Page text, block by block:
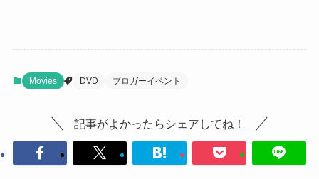
Movies DVD ブロガーイベント
記事がよかったらシェアしてね！